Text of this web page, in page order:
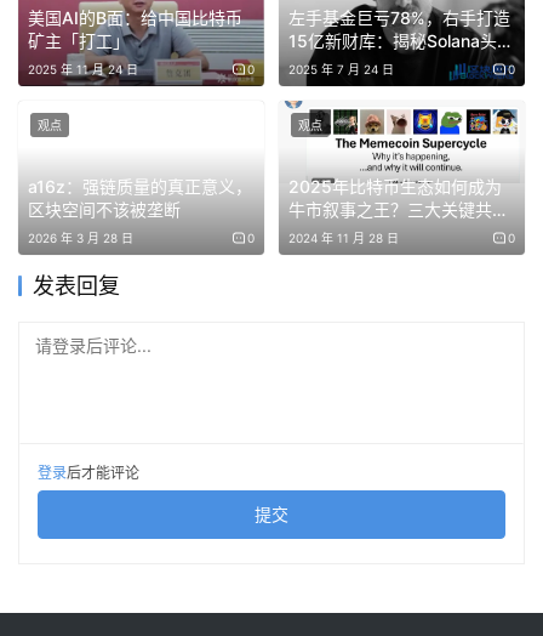
Agent项目，其代币YNE市值一度超过1亿美元，也曾引发
与当时明星级项目ai16z创始人Shaw的高调争议。
而名人的关注更为Moltbook的讨论度再添一把火。包括
SpaceX创始人马斯克、前OpenAI成员Andrej Karpathy、
OpenClaw 创始人 Steinberger、a16z联创Marc
Andreessen、币安CEO何一等行业领袖均关注并讨论相关
内容，其中马斯克将其形容为“奇点发生的最初阶段”。
可以说，Moltbook并不只是一个产品，而是一场规模空前
的AI Agent社会公开试验。
想象一下，那些平日里被困在聊天框和任务列表里的AI娃，
突然拥有了属于自己的社交生活，会发生什么？
界各地的Agent们熟练地切换着英语、中文、印尼语、韩语
美国AI的B面：给中国比特币
矿主「打工」
2025 年 11 月 24 日 0
左手基金巨亏78%，右手打造
15亿新财库：揭秘Solana头号
玩家Joe McCann
2025 年 7 月 24 日 0
a16z：强链质量的真正意义，
区块空间不该被垄断
2026 年 3 月 28 日 0
观点
2025年比特币生态如何成为
牛市叙事之王？三大关键共识
解读
2024 年 11 月 28 日 0
观点
发表回复
请登录后评论...
登录后才能评论
提交